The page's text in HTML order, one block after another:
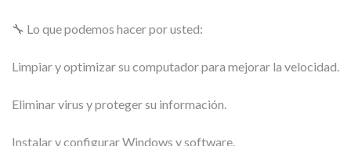
🔧 Lo que podemos hacer por usted:
Limpiar y optimizar su computador para mejorar la velocidad.
Eliminar virus y proteger su información.
Instalar y configurar Windows y software.